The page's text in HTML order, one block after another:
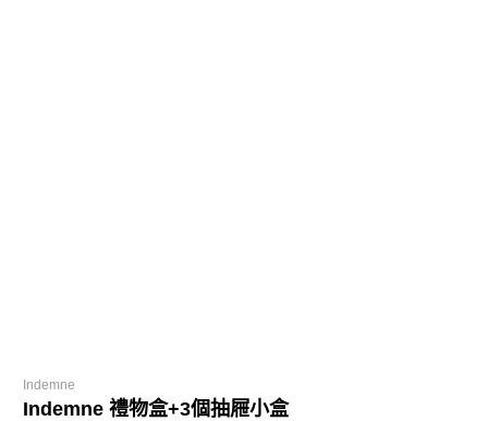
Indemne
Indemne 禮物盒+3個抽屜小盒